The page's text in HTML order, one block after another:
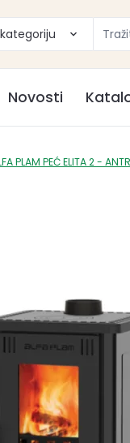
Novosti
PLAM PEĆ ELITA 2 -